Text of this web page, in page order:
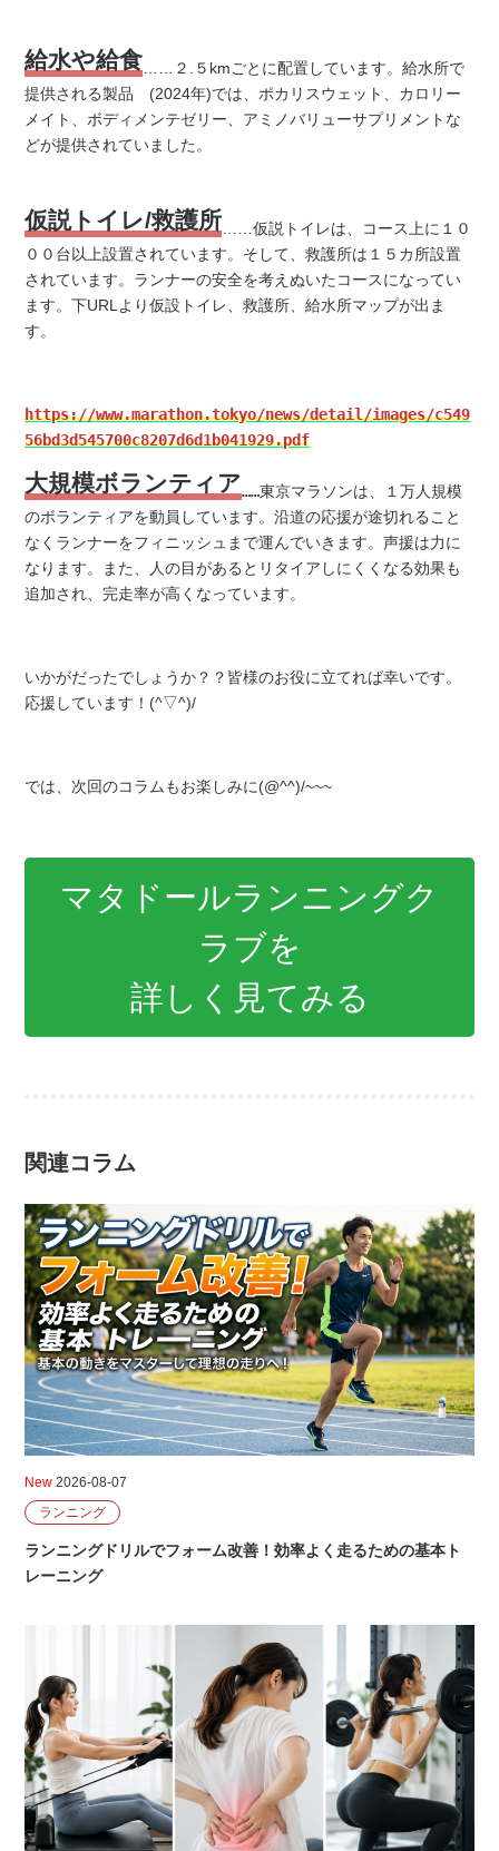
給水や給食……２.５kmごとに配置しています。給水所で
提供される製品 (2024年)では、ポカリスウェット、カロリー
メイト、ボディメンテゼリー、アミノバリューサプリメントな
どが提供されていました。
仮説トイレ/救護所……仮説トイレは、コース上に１０
００台以上設置されています。そして、救護所は１５カ所設置
されています。ランナーの安全を考えぬいたコースになってい
ます。下URLより仮設トイレ、救護所、給水所マップが出ま
す。
https://www.marathon.tokyo/news/detail/images/c549
56bd3d545700c8207d6d1b041929.pdf
大規模ボランティア……東京マラソンは、１万人規模
のボランティアを動員しています。沿道の応援が途切れること
なくランナーをフィニッシュまで運んでいきます。声援は力に
なります。また、人の目があるとリタイアしにくくなる効果も
追加され、完走率が高くなっています。
いかがだったでしょうか？？皆様のお役に立てれば幸いです。
応援しています！(^▽^)/
では、次回のコラムもお楽しみに(@^^)/~~~
マタドールランニングク
ラブを
詳しく見てみる
関連コラム
New2026-08-07
ランニング
ランニングドリルでフォーム改善！効率よく走るための基本ト
レーニング